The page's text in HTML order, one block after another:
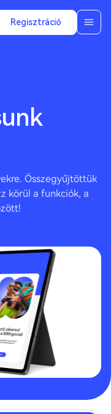
Regisztráció
Összegyűjtöttük
körül a funkciók, a